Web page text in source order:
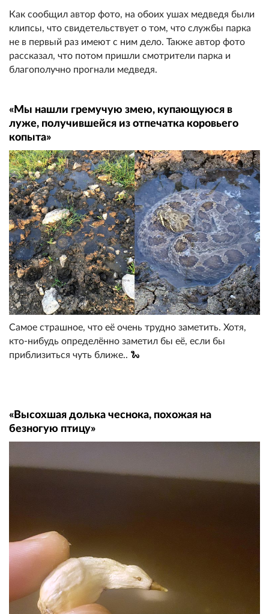
Как сообщил автор фото, на обоих ушах медведя были
клипсы, что свидетельствует о том, что службы парка
не в первый раз имеют с ним дело. Также автор фото
рассказал, что потом пришли смотрители парка и
благополучно прогнали медведя.
«Мы нашли гремучую змею, купающуюся в
луже, получившейся из отпечатка коровьего
копыта»
Самое страшное, что её очень трудно заметить. Хотя,
кто-нибудь определённо заметил бы её, если бы
приблизиться чуть ближе.. 🐍
«Высохшая долька чеснока, похожая на
безногую птицу»